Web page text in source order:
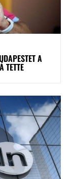
A
TETTE